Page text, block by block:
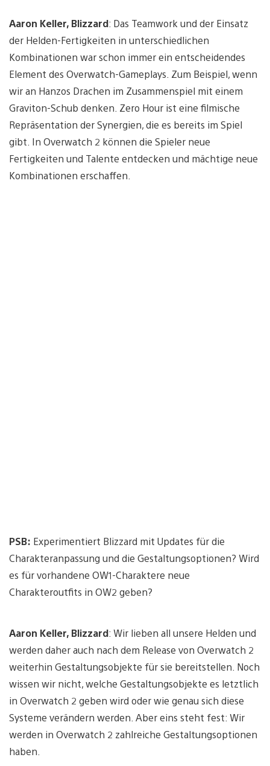
Aaron Keller, Blizzard: Das Teamwork und der Einsatz
der Helden-Fertigkeiten in unterschiedlichen
Kombinationen war schon immer ein entscheidendes
Element des Overwatch-Gameplays. Zum Beispiel, wenn
wir an Hanzos Drachen im Zusammenspiel mit einem
Graviton-Schub denken. Zero Hour ist eine filmische
Repräsentation der Synergien, die es bereits im Spiel
gibt. In Overwatch 2 können die Spieler neue
Fertigkeiten und Talente entdecken und mächtige neue
Kombinationen erschaffen.
PSB: Experimentiert Blizzard mit Updates für die
Charakteranpassung und die Gestaltungsoptionen? Wird
es für vorhandene OW1-Charaktere neue
Charakteroutfits in OW2 geben?
Aaron Keller, Blizzard: Wir lieben all unsere Helden und
werden daher auch nach dem Release von Overwatch 2
weiterhin Gestaltungsobjekte für sie bereitstellen. Noch
wissen wir nicht, welche Gestaltungsobjekte es letztlich
in Overwatch 2 geben wird oder wie genau sich diese
Systeme verändern werden. Aber eins steht fest: Wir
werden in Overwatch 2 zahlreiche Gestaltungsoptionen
haben.